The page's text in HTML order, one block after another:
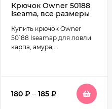
Крючок Owner 50188
Iseama, все размеры
Купить крючок Owner
50188 Iseamaр для ловли
карпа, амура,...
180 ₽ – 185 ₽